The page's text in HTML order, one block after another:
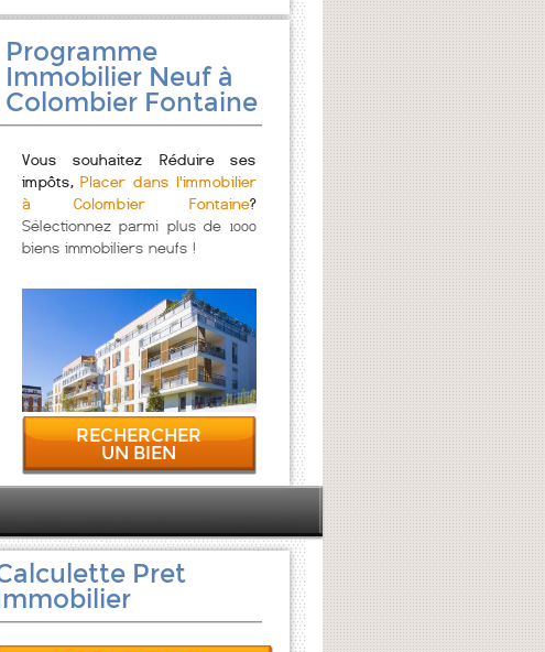
Programme
Immobilier Neuf à
Colombier Fontaine
Vous souhaitez Réduire ses
impôts,Placer dans l'immobilier
à Colombier Fontaine?
Sélectionnez parmi plus de 1000
biens immobiliers neufs !
RECHERCHER
UN BIEN
Pret